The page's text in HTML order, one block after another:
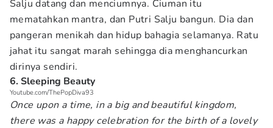
Salju datang dan menciumnya. Ciuman itu
mematahkan mantra, dan Putri Salju bangun. Dia dan
pangeran menikah dan hidup bahagia selamanya. Ratu
jahat itu sangat marah sehingga dia menghancurkan
dirinya sendiri.
6. Sleeping Beauty
Youtube.com/ThePopDiva93
Once upon a time, in a big and beautiful kingdom,
there was a happy celebration for the birth of a lovely